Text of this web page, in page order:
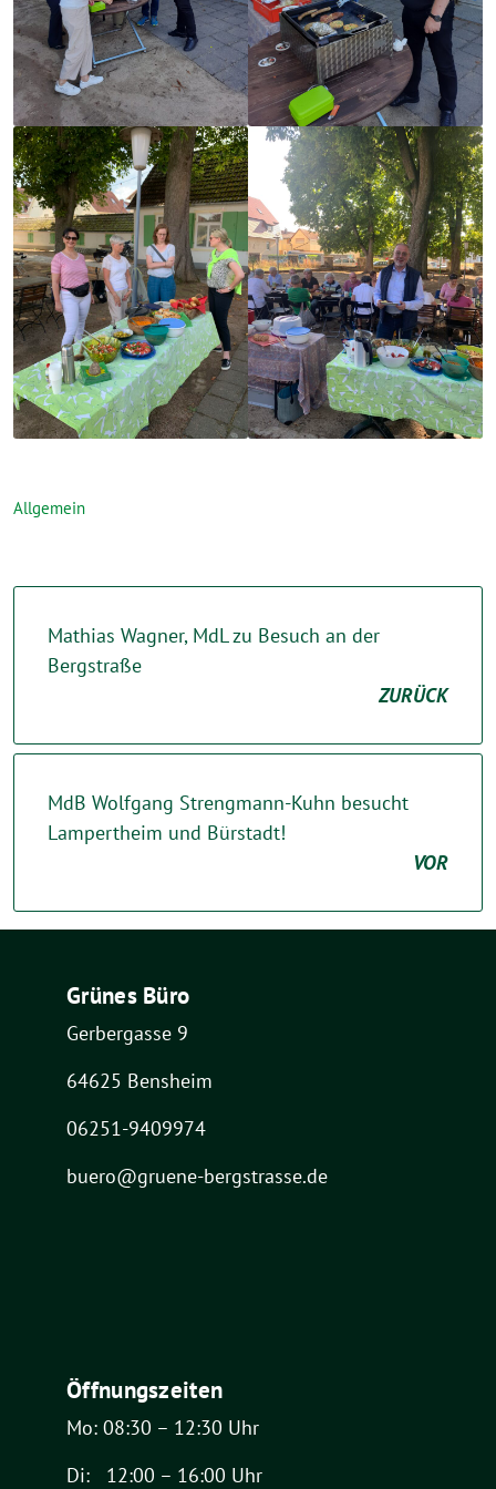
Allgemein
Mathias Wagner, MdL zu Besuch an der
Bergstraße
ZURÜCK
MdB Wolfgang Strengmann-Kuhn besucht
Lampertheim und Bürstadt!
VOR
Grünes Büro
Gerbergasse 9
64625 Bensheim
06251-9409974
buero@gruene-bergstrasse.de
Öffnungszeiten
Mo: 08:30 – 12:30 Uhr
Di: 12:00 – 16:00 Uhr